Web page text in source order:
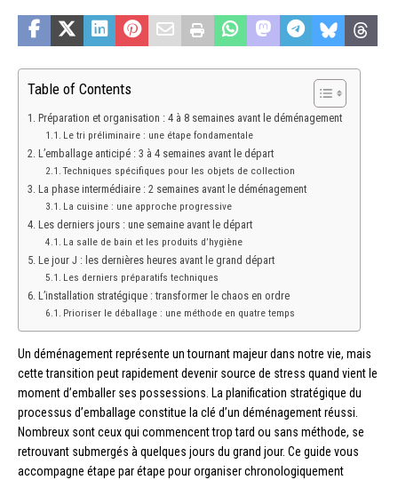
Table of Contents
Préparation et organisation : 4 à 8 semaines avant le déménagement
Le tri préliminaire : une étape fondamentale
L’emballage anticipé : 3 à 4 semaines avant le départ
Techniques spécifiques pour les objets de collection
La phase intermédiaire : 2 semaines avant le déménagement
La cuisine : une approche progressive
Les derniers jours : une semaine avant le départ
La salle de bain et les produits d’hygiène
Le jour J : les dernières heures avant le grand départ
Les derniers préparatifs techniques
L’installation stratégique : transformer le chaos en ordre
Prioriser le déballage : une méthode en quatre temps
Un déménagement représente un tournant majeur dans notre vie, mais
cette transition peut rapidement devenir source de stress quand vient le
moment d’emballer ses possessions. La planification stratégique du
processus d’emballage constitue la clé d’un déménagement réussi.
Nombreux sont ceux qui commencent trop tard ou sans méthode, se
retrouvant submergés à quelques jours du grand jour. Ce guide vous
accompagne étape par étape pour organiser chronologiquement